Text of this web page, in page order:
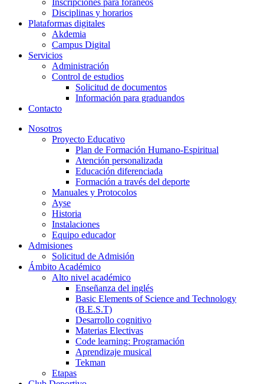
Disciplinas y horarios
Plataformas digitales
Akdemia
Campus Digital
Servicios
Administración
Control de estudios
Solicitud de documentos
Información para graduandos
Contacto
Nosotros
Proyecto Educativo
Plan de Formación Humano-Espiritual
Atención personalizada
Educación diferenciada
Formación a través del deporte
Manuales y Protocolos
Ayse
Historia
Instalaciones
Equipo educador
Admisiones
Solicitud de Admisión
Ámbito Académico
Alto nivel académico
Enseñanza del inglés
Basic Elements of Science and Technology
(B.E.S.T)
Desarrollo cognitivo
Materias Electivas
Code learning: Programación
Aprendizaje musical
Tekman
Etapas